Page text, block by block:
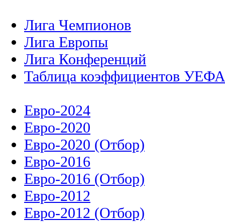
Лига Чемпионов
Лига Европы
Лига Конференций
Таблица коэффициентов УЕФА
Евро-2024
Евро-2020
Евро-2020 (Отбор)
Евро-2016
Евро-2016 (Отбор)
Евро-2012
Евро-2012 (Отбор)